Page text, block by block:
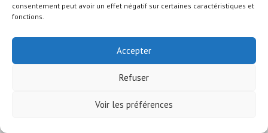
consentement peut avoir un effet négatif sur certaines caractéristiques et
fonctions.
Accepter
Refuser
Voir les préférences